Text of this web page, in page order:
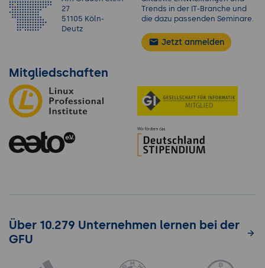
27
51105 Köln-
Deutz
Trends in der IT-Branche und
die dazu passenden Seminare.
Jetzt anmelden
Mitgliedschaften
Über 10.279 Unternehmen lernen bei der
GFU